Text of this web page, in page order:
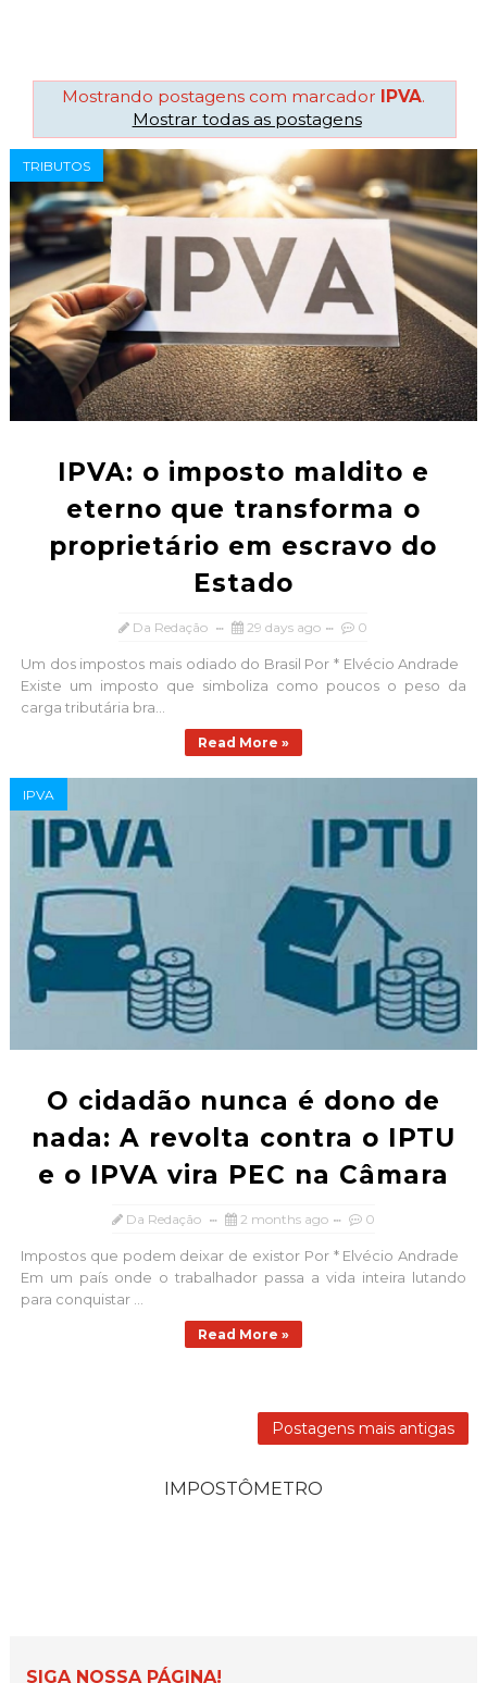
Mostrando postagens com marcador IPVA.
Mostrar todas as postagens
TRIBUTOS
IPVA: o imposto maldito e
eterno que transforma o
proprietário em escravo do
Estado
Da Redação 29 days ago 0
Um dos impostos mais odiado do Brasil Por * Elvécio Andrade
Existe um imposto que simboliza como poucos o peso da
carga tributária bra...
Read More »
IPVA
O cidadão nunca é dono de
nada: A revolta contra o IPTU
e o IPVA vira PEC na Câmara
Da Redação 2 months ago 0
Impostos que podem deixar de existor Por * Elvécio Andrade
Em um país onde o trabalhador passa a vida inteira lutando
para conquistar ...
Read More »
Postagens mais antigas
IMPOSTÔMETRO
SIGA NOSSA PÁGINA!